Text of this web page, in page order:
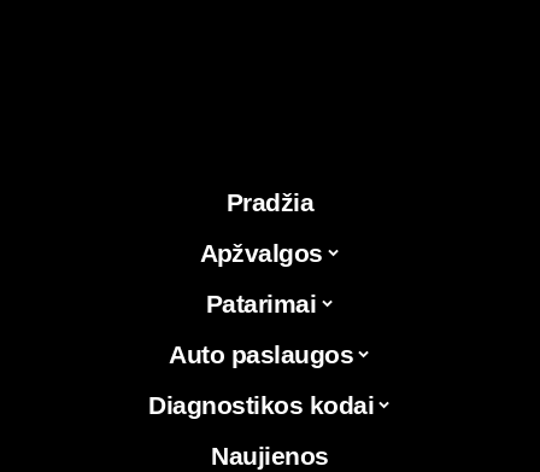
Pradžia
Apžvalgos
Patarimai
Auto paslaugos
Diagnostikos kodai
Naujienos